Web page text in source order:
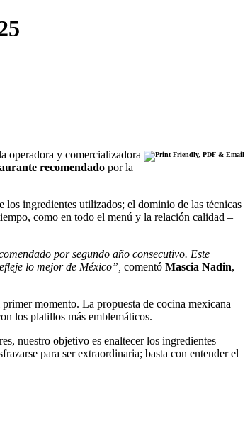
operadora y comercializadora
recomendado por la
ingredientes utilizados; el dominio de las técnicas
como en todo el menú y la relación calidad –
por segundo año consecutivo. Este
lo mejor de México”, comentó Mascia Nadin,
momento. La propuesta de cocina mexicana
los platillos más emblemáticos.
nuestro objetivo es enaltecer los ingredientes
para ser extraordinaria; basta con entender el